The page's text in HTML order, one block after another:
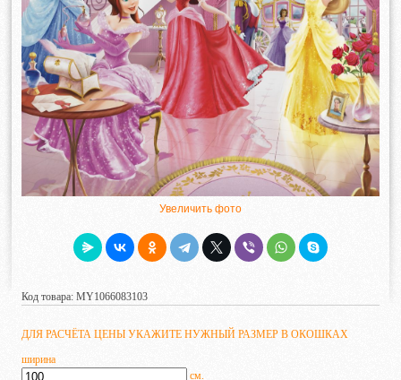
Увеличить фото
Код товара: MY1066083103
ДЛЯ РАСЧЁТА ЦЕНЫ УКАЖИТЕ НУЖНЫЙ РАЗМЕР В ОКОШКАХ
ширина
см.